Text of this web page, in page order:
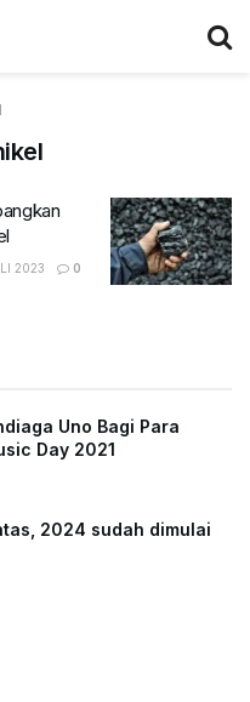
2023 0
Uno Bagi Para
Day 2021
2024 sudah dimulai